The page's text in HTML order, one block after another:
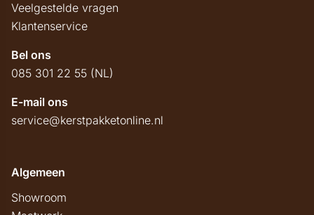
Veelgestelde vragen
Klantenservice
Bel ons
085 301 22 55 (NL)
E-mail ons
service@kerstpakketonline.nl
Algemeen
Showroom